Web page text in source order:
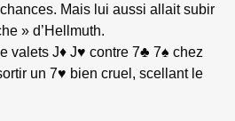
Mais lui aussi allait subir
» d’Hellmuth.
valets J♦ J♥ contre 7♣ 7♠ chez
un 7♥ bien cruel, scellant le